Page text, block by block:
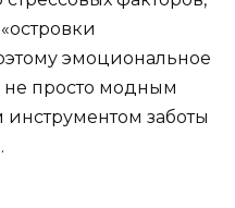
эмоциональное
не просто модным
заботы